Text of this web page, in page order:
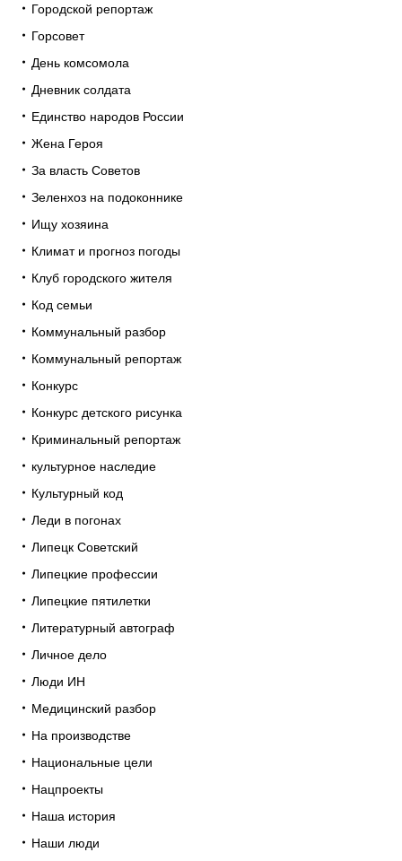
Городской репортаж
Горсовет
День комсомола
Дневник солдата
Единство народов России
Жена Героя
За власть Советов
Зеленхоз на подоконнике
Ищу хозяина
Климат и прогноз погоды
Клуб городского жителя
Код семьи
Коммунальный разбор
Коммунальный репортаж
Конкурс
Конкурс детского рисунка
Криминальный репортаж
культурное наследие
Культурный код
Леди в погонах
Липецк Советский
Липецкие профессии
Липецкие пятилетки
Литературный автограф
Личное дело
Люди ИН
Медицинский разбор
На производстве
Национальные цели
Нацпроекты
Наша история
Наши люди